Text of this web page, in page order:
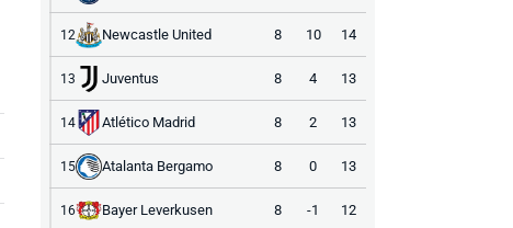
12 Newcastle United 8 10 14
13 Juventus 8 4 13
14 Atlético Madrid 8 2 13
15 Atalanta Bergamo 8 0 13
16 Bayer Leverkusen 8 -1 12